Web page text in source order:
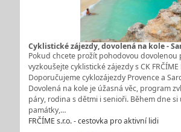
Cyklistické zájezdy, dovolená na kole -
Pokud chcete prožít pohodovou dovolenou
vyzkoušejte cyklistické zájezdy s CK
Doporučujeme cyklozájezdy Provence a
Dovolená na kole je úžasná věc, program
páry, rodina s dětmi i senioři. Během dne
památky,…
FRČÍME s.r.o. - cestovka pro aktivní lidi